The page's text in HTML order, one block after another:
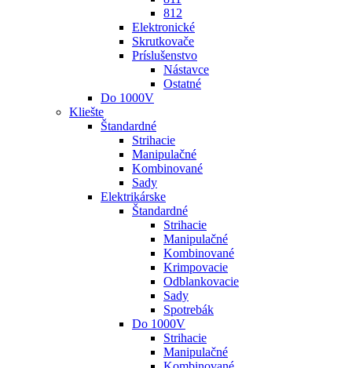
812
Elektronické
Skrutkovače
Príslušenstvo
Nástavce
Ostatné
Do 1000V
Kliešte
Štandardné
Strihacie
Manipulačné
Kombinované
Sady
Elektrikárske
Štandardné
Strihacie
Manipulačné
Kombinované
Krimpovacie
Odblankovacie
Sady
Spotrebák
Do 1000V
Strihacie
Manipulačné